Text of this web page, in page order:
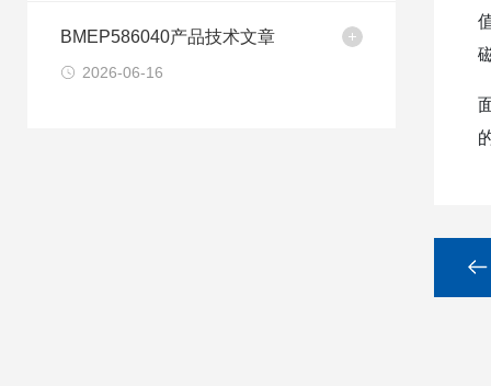
BMEP586040产品技术文章
2026-06-16